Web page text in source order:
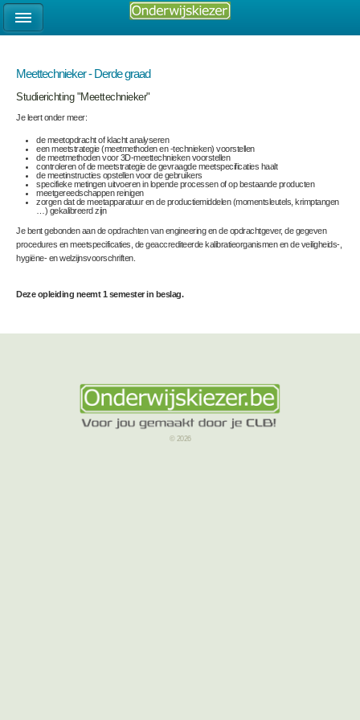
Meettechnieker - Derde graad
Studierichting "Meettechnieker"
Je leert onder meer:
de meetopdracht of klacht analyseren
een meetstrategie (meetmethoden en -technieken) voorstellen
de meetmethoden voor 3D-meettechnieken voorstellen
controleren of de meetstrategie de gevraagde meetspecificaties haalt
de meetinstructies opstellen voor de gebruikers
specifieke metingen uitvoeren in lopende processen of op bestaande producten
meetgereedschappen reinigen
zorgen dat de meetapparatuur en de productiemiddelen (momentsleutels, krimptangen
…) gekalibreerd zijn
Je bent gebonden aan de opdrachten van engineering en de opdrachtgever, de gegeven
procedures en meetspecificaties, de geaccrediteerde kalibratieorganismen en de veiligheids-,
hygiëne- en welzijnsvoorschriften.
Deze opleiding neemt 1 semester in beslag.
© 2026